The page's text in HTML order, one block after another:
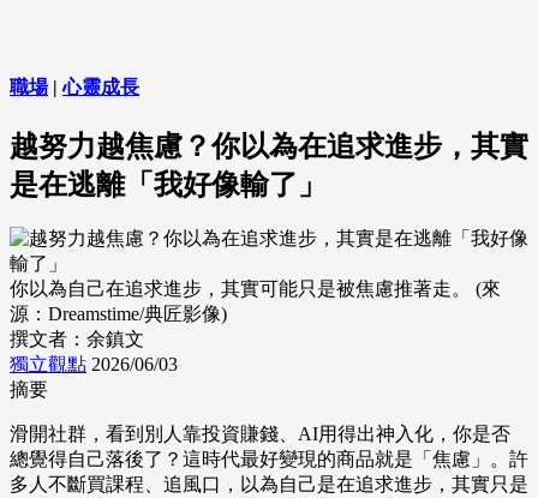
職場|心靈成長
越努力越焦慮？你以為在追求進步，其實
是在逃離「我好像輸了」
你以為自己在追求進步，其實可能只是被焦慮推著走。 (來
源：Dreamstime/典匠影像)
撰文者：余鎮文
獨立觀點 2026/06/03
摘要
滑開社群，看到別人靠投資賺錢、AI用得出神入化，你是否
總覺得自己落後了？這時代最好變現的商品就是「焦慮」。許
多人不斷買課程、追風口，以為自己是在追求進步，其實只是